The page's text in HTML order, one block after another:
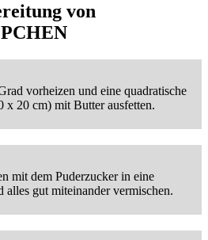
von
vorheizen und eine quadratische
x 20 cm) mit Butter ausfetten.
mit dem Puderzucker in eine
alles gut miteinander vermischen.